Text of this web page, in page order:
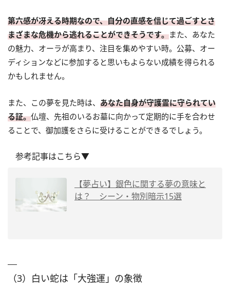
第六感が冴える時期なので、自分の直感を信じて過ごすとさ
まざまな危機から逃れることができそうです。また、あなた
の魅力、オーラが高まり、注目を集めやすい時。公募、オー
ディションなどに参加すると思いもよらない成績を得られる
かもしれません。
また、この夢を見た時は、 あなた自身が守護霊に守られてい
る証。仏壇、先祖のいるお墓に向かって定期的に手を合わせ
ることで、御加護をさらに受けることができるでしょう。
参考記事はこちら▼
【夢占い】銀色に関する夢の意味と
は？ シーン・物別暗示15選
（3）白い蛇は「大強運」の象徴